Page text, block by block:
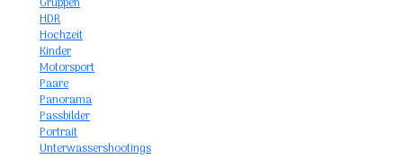
Gruppen
HDR
Hochzeit
Kinder
Motorsport
Paare
Panorama
Passbilder
Portrait
Unterwassershootings